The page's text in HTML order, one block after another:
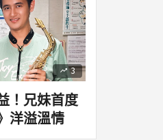
3
！兄妹首度
洋溢溫情